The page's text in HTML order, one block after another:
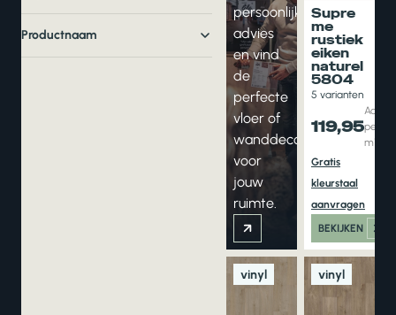
Productnaam
persoonlijk
advies
en vind
de
perfecte
vloer of
wanddecoratie
voor
jouw
ruimte.
Supre
me
rustiek
eiken
naturel
5804
5 varianten
119,95per
m1
Gratis
kleurstaal
aanvragen
BEKIJKEN
vinyl vinyl